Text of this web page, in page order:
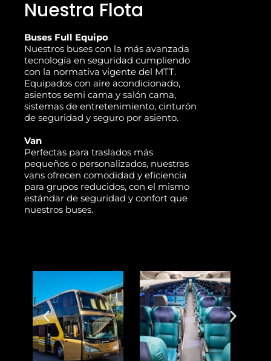
Nuestra Flota
Buses Full Equipo
Nuestros buses con la más avanzada
tecnología en seguridad cumpliendo
con la normativa vigente del MTT.
Equipados con aire acondicionado,
asientos semi cama y salón cama,
sistemas de entretenimiento, cinturón
de seguridad y seguro por asiento.
Van
Perfectas para traslados más
pequeños o personalizados, nuestras
vans ofrecen comodidad y eficiencia
para grupos reducidos, con el mismo
estándar de seguridad y confort que
nuestros buses.